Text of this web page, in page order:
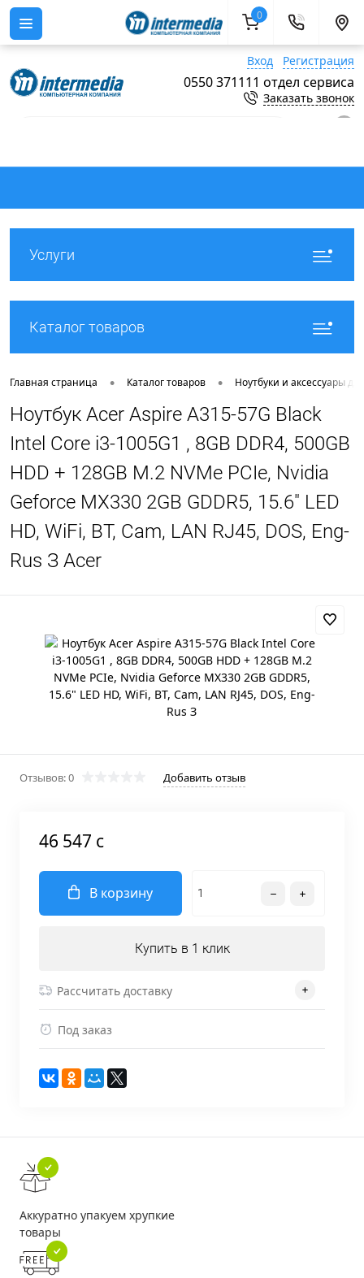
Вход Регистрация
0550 371111 отдел сервиса
Заказать звонок
Услуги
Каталог товаров
Главная страница • Каталог товаров • Ноутбуки и аксессуары
Ноутбук Acer Aspire A315-57G Black
Intel Core i3-1005G1 , 8GB DDR4, 500GB
HDD + 128GB M.2 NVMe PCIe, Nvidia
Geforce MX330 2GB GDDR5, 15.6" LED
HD, WiFi, BT, Cam, LAN RJ45, DOS, Eng-
Rus З Acer
Отзывов: 0 Добавить отзыв
46 547 c
В корзину
Купить в 1 клик
Рассчитать доставку
Под заказ
Аккуратно упакуем хрупкие
товары
0